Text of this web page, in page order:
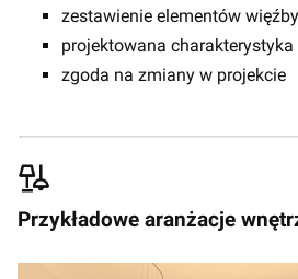
zestawienie elementów
projektowana charakterystyka
zgoda na zmiany w projekcie
Przykładowe aranżacje